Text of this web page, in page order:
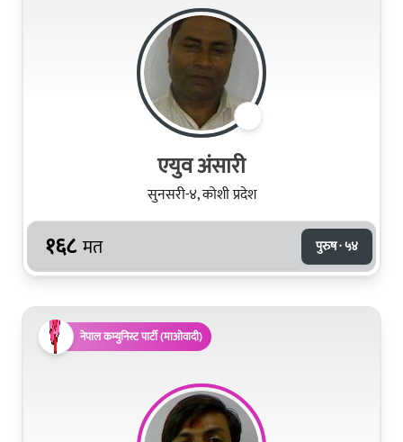
एयुव अंसारी
सुनसरी-४, कोशी प्रदेश
१६८ मत पुरुष · ५४
नेपाल कम्युनिस्ट पार्टी (माओवादी)